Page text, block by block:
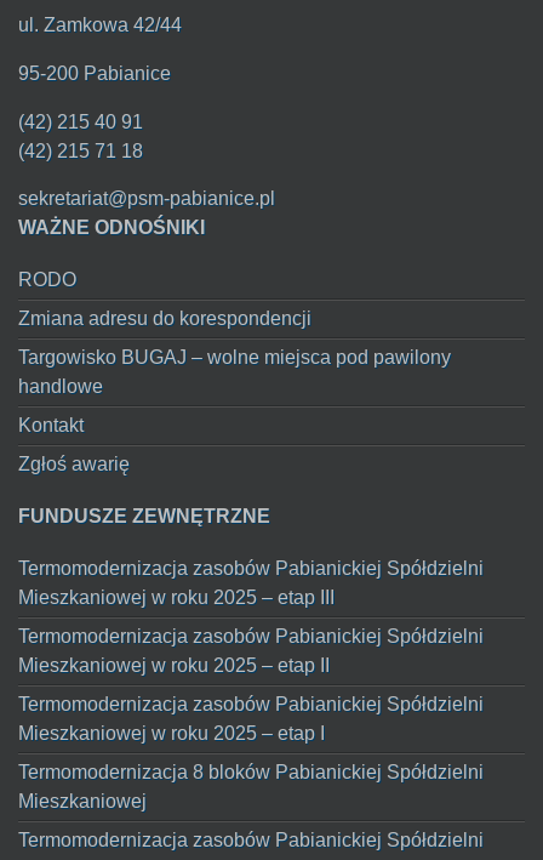
ul. Zamkowa 42/44
95-200 Pabianice
(42) 215 40 91
(42) 215 71 18
sekretariat@psm-pabianice.pl
WAŻNE ODNOŚNIKI
RODO
Zmiana adresu do korespondencji
Targowisko BUGAJ – wolne miejsca pod pawilony
handlowe
Kontakt
Zgłoś awarię
FUNDUSZE ZEWNĘTRZNE
Termomodernizacja zasobów Pabianickiej Spółdzielni
Mieszkaniowej w roku 2025 – etap III
Termomodernizacja zasobów Pabianickiej Spółdzielni
Mieszkaniowej w roku 2025 – etap II
Termomodernizacja zasobów Pabianickiej Spółdzielni
Mieszkaniowej w roku 2025 – etap I
Termomodernizacja 8 bloków Pabianickiej Spółdzielni
Mieszkaniowej
Termomodernizacja zasobów Pabianickiej Spółdzielni